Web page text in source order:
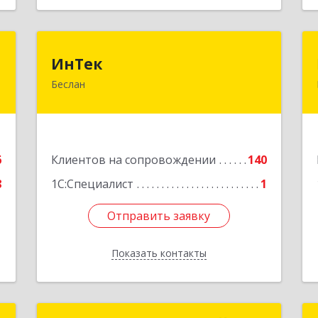
ИнТек
Беслан
Клиентов на сопровождении
140
1С:Специалист
1
Отправить заявку
Показать контакты
363000, Северная Осетия - Алания
Подробнее
Отправить заявку
Назад